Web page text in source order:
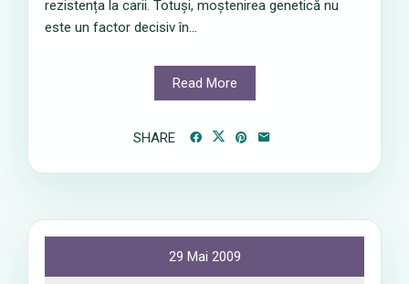
rezistența la carii. Totuși, moștenirea genetică nu
este un factor decisiv în...
Read More
SHARE
29 Mai 2009